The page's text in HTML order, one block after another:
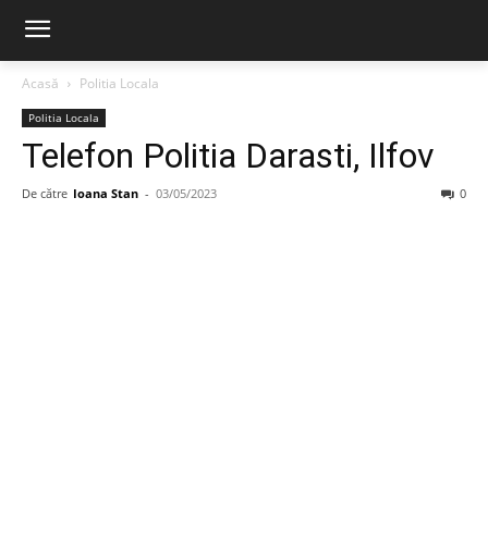
Acasă Politia Locala
Politia Locala
Telefon Politia Darasti, Ilfov
De către Ioana Stan - 03/05/2023 0